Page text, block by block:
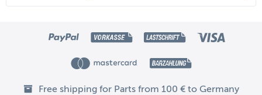
Free shipping for Parts from 100 € to Germany